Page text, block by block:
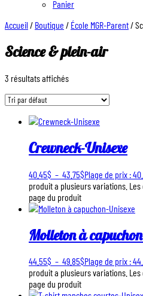
Panier
Accueil / Boutique / École MGR-Parent/
Science & plein-air
3 résultats affichés
Crewneck-Unisexe
40.45$ – 43.75$Plage de prix :
produit a plusieurs variations.
page du produit
Molleton à
44.55$ – 49.85$Plage de prix :
produit a plusieurs variations.
page du produit